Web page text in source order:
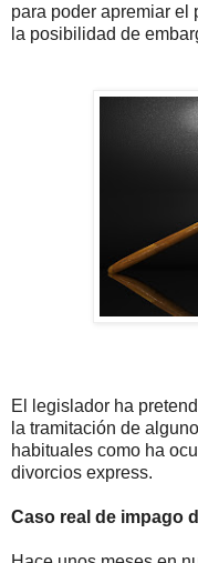
para poder apremiar
la posibilidad de
El legislador ha
la tramitación de
habituales como ha
divorcios express.
Caso real de impago